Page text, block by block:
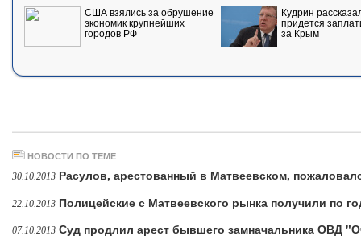
США взялись за обрушение
экономик крупнейших
городов РФ
Кудрин
придется
за Крым
НОВОСТИ ПО ТЕМЕ
30.10.2013 Расулов, арестованный в Матвеевском,
22.10.2013 Полицейские с Матвеевского рынка получили по
07.10.2013 Суд продлил арест бывшего замначальника ОВД